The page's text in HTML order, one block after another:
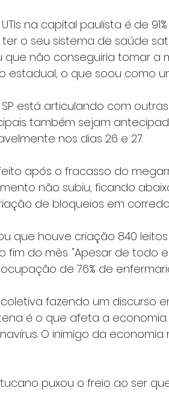
na capital paulista é de
o seu sistema de saúde
que não conseguiria tomar a
estadual, o que soou como
está articulando com
também sejam
nos dias 26 e 27.
após o fracasso do
não subiu, ficando
de bloqueios em
que houve criação 840
fim do mês. "Apesar de todo
de 76% de enfermaria
coletiva fazendo um discurso
é o que afeta a economia.
O inimigo da
puxou o freio ao ser